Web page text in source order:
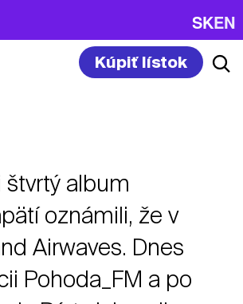
SKEN
Kúpiť lístok
štvrtý album
oznámili, že v
Airwaves. Dnes
Pohoda_FM a po